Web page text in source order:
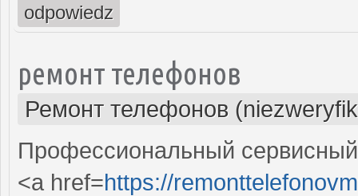
odpowiedz
ремонт телефонов
Ремонт телефонов
Профессиональный
<a href=https://